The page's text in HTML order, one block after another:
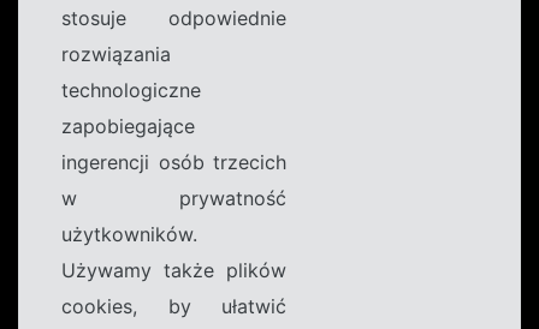
stosuje odpowiednie
rozwiązania
technologiczne
zapobiegające
ingerencji osób trzecich
w prywatność
użytkowników.
Używamy także plików
cookies, by ułatwić